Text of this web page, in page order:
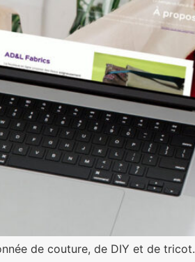
de couture, de DIY et de tricot.